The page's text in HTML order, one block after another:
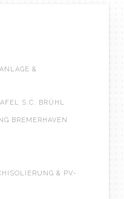
&
S.C. BRÜHL
BREMERHAVEN
& PV-